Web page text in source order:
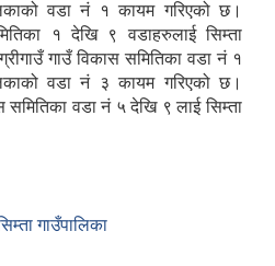
वडा नं १ कायम गरिएको छ।
१ देखि ९ वडाहरुलाई सिम्ता
गाउँ विकास समितिका वडा नं १
वडा नं ३ कायम गरिएको छ।
समितिका वडा नं ५ देखि ९ लाई सिम्ता
गाउँपालिका